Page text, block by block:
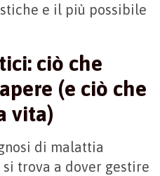
e il più possibile
ciò che
(e ciò che
vita)
di malattia
trova a dover gestire